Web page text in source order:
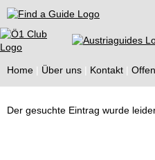
Find a Guide
Home Über uns Kontakt
Guides
Der gesuchte Eintrag wurde